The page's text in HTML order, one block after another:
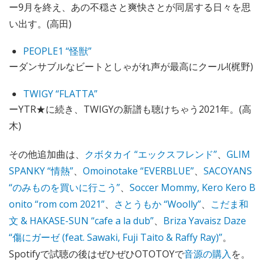
ー9月を終え、あの不穏さと爽快さとが同居する日々を思
い出す。(高田)
PEOPLE1 “怪獣”
ーダンサブルなビートとしゃがれ声が最高にクール!(梶野)
TWIGY “FLATTA”
ーYTR★に続き、TWIGYの新譜も聴けちゃう2021年。(高
木)
その他追加曲は、 クボタカイ “エックスフレンド”、 GLIM
SPANKY “情熱”、 Omoinotake “EVERBLUE”、 SACOYANS
“のみものを買いに行こう”、 Soccer Mommy, Kero Kero B
onito “rom com 2021”、 さとうもか “Woolly”、 こだま和
文 & HAKASE-SUN “cafe a la dub”、 Briza Yavaisz Daze
“傷にガーゼ (feat. Sawaki, Fuji Taito & Raffy Ray)”。
Spotifyで試聴の後はぜひぜひOTOTOYで音源の購入を。